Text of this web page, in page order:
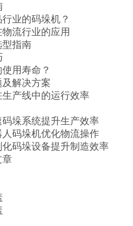
业的码垛机？
流行业的应用
型指南
用寿命？
解决方案
产线中的运行效率
垛系统提升生产效率
码垛机优化物流操作
码垛设备提升制造效率
章